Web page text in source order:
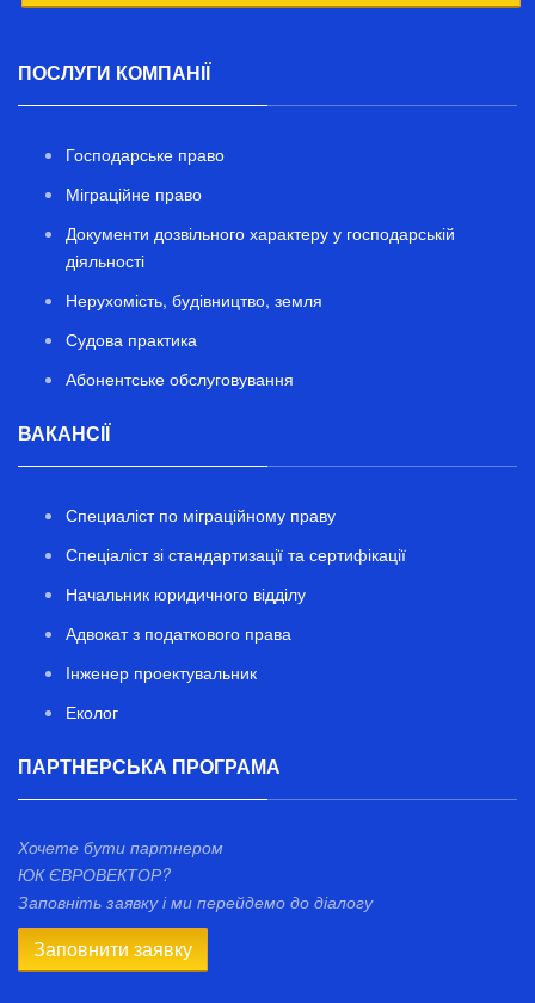
ПОСЛУГИ КОМПАНІЇ
Господарське право
Міграційне право
Документи дозвільного характеру у господарській
діяльності
Нерухомість, будівництво, земля
Судова практика
Абонентське обслуговування
ВАКАНСІЇ
Специаліст по міграційному праву
Спеціаліст зі стандартизації та сертифікації
Начальник юридичного відділу
Адвокат з податкового права
Інженер проектувальник
Еколог
ПАРТНЕРСЬКА ПРОГРАМА
Хочете бути партнером
ЮК ЄВРОВЕКТОР?
Заповніть заявку і ми перейдемо до діалогу
Заповнити заявку